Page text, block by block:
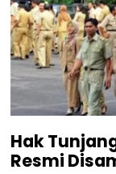
Hak
Resmi